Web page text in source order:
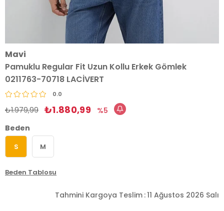
Mavi
Pamuklu Regular Fit Uzun Kollu Erkek Gömlek
0211763-70718 LACİVERT
0.0
₺1.979,99 ₺1.880,99
5
Beden
S M
Beden Tablosu
Tahmini Kargoya Teslim :11 Ağustos 2026 Salı